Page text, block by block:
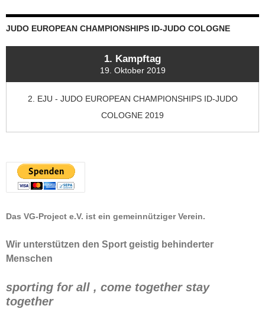
JUDO EUROPEAN CHAMPIONSHIPS ID-JUDO COLOGNE
1. Kampftag
19. Oktober 2019
2. EJU - JUDO EUROPEAN CHAMPIONSHIPS ID-JUDO
COLOGNE 2019
Das VG-Project e.V. ist ein gemeinnütziger Verein.
Wir unterstützen den Sport geistig behinderter
Menschen
sporting for all , come together stay
together